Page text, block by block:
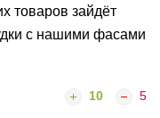
товаров зайдёт
с нашими фасами
10 5